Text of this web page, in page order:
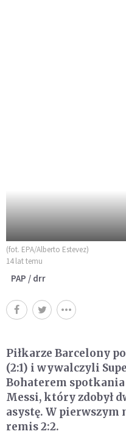
(fot. EPA/Alberto Estevez)
14 lat temu
PAP / drr
Piłkarze Barcelony
(2:1) i wywalczyli
Bohaterem
Messi, który zdobył
asystę. W pierwszym
remis 2:2.